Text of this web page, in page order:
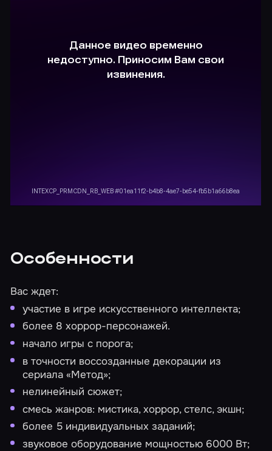
Особенности
Вас ждет:
участие в игре искусственного интеллекта;
более 8 хоррор-персонажей.
начало игры с порога;
в точности воссозданные декорации из
сериала «Метод»;
нелинейный сюжет;
смесь жанров: мистика, хоррор, стелс, экшн;
более 5 индивидуальных заданий;
звуковое оборудование мощностью 6000 Вт;